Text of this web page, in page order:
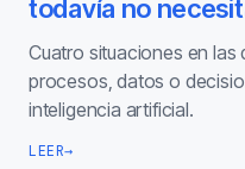
todavía no
Cuatro situaciones en las
procesos, datos o
inteligencia artificial.
LEER→